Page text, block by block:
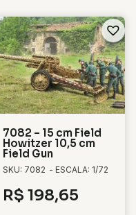
7082 – 15 cm Field
Howitzer 10,5 cm
Field Gun
SKU: 7082 - ESCALA: 1/72
R$ 198,65